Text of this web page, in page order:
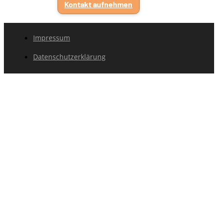
Kontakt aufnehmen
Impressum
Datenschutzerklärung